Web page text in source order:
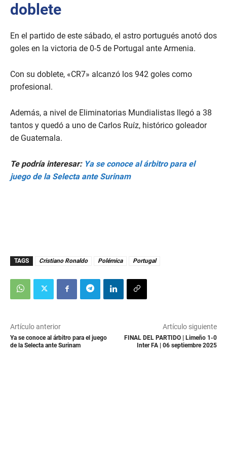
doblete
En el partido de este sábado, el astro portugués anotó dos
goles en la victoria de 0-5 de Portugal ante Armenia.
Con su doblete, «CR7» alcanzó los 942 goles como
profesional.
Además, a nivel de Eliminatorias Mundialistas llegó a 38
tantos y quedó a uno de Carlos Ruíz, histórico goleador
de Guatemala.
Te podría interesar: Ya se conoce al árbitro para el
juego de la Selecta ante Surinam
TAGS Cristiano Ronaldo Polémica Portugal
Artículo anterior
Ya se conoce al árbitro para el juego
de la Selecta ante Surinam
Artículo siguiente
FINAL DEL PARTIDO | Limeño 1-0
Inter FA | 06 septiembre 2025